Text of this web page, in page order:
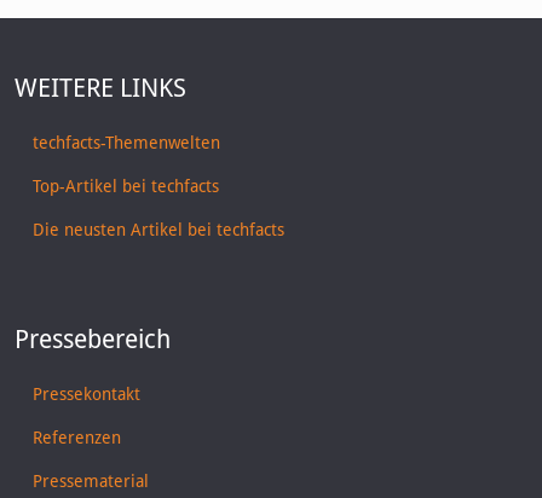
WEITERE LINKS
techfacts-Themenwelten
Top-Artikel bei techfacts
Die neusten Artikel bei techfacts
Pressebereich
Pressekontakt
Referenzen
Pressematerial